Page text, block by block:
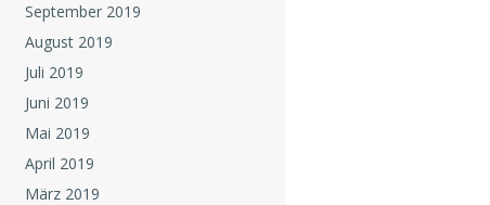
September 2019
August 2019
Juli 2019
Juni 2019
Mai 2019
April 2019
März 2019